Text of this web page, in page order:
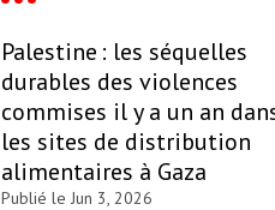
Palestine : les séquelles
durables des violences
commises il y a un an
les sites de distribution
alimentaires à Gaza
Publié le Jun 3, 2026